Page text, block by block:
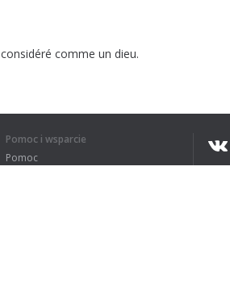
considéré comme un dieu.
Pomoc i wsparcie
Pomoc